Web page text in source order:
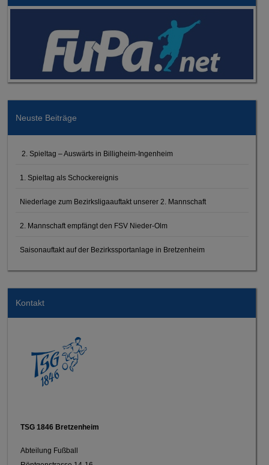
Neuste Beiträge
2. Spieltag – Auswärts in Billigheim-Ingenheim
1. Spieltag als Schockereignis
Niederlage zum Bezirksligaauftakt unserer 2. Mannschaft
2. Mannschaft empfängt den FSV Nieder-Olm
Saisonauftakt auf der Bezirkssportanlage in Bretzenheim
Kontakt
TSG 1846 Bretzenheim
Abteilung Fußball